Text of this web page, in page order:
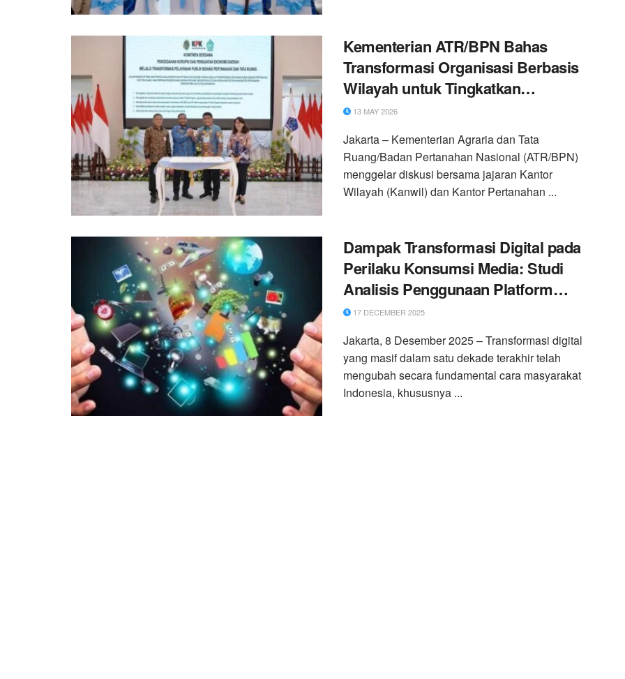
Kementerian ATR/BPN Bahas
Transformasi Organisasi Berbasis
Wilayah untuk Tingkatkan
Pelayanan
13 MAY 2026
Jakarta – Kementerian Agraria dan Tata
Ruang/Badan Pertanahan Nasional (ATR/BPN)
menggelar diskusi bersama jajaran Kantor
Wilayah (Kanwil) dan Kantor Pertanahan ...
Dampak Transformasi Digital pada
Perilaku Konsumsi Media: Studi
Analisis Penggunaan Platform
Streaming di Kalangan Mahasiswa
Indonesia
17 DECEMBER 2025
Jakarta, 8 Desember 2025 – Transformasi digital
yang masif dalam satu dekade terakhir telah
mengubah secara fundamental cara masyarakat
Indonesia, khususnya ...